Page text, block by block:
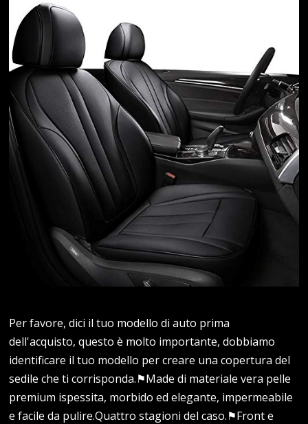
Per favore, dici il tuo modello di auto prima
dell'acquisto, questo è molto importante, dobbiamo
identificare il tuo modello per creare una copertura del
sedile che ti corrisponda.⚑Made di materiale vera pelle
premium ispessita, morbido ed elegante, impermeabile
e facile da pulire.Quattro stagioni del caso.⚑Front e